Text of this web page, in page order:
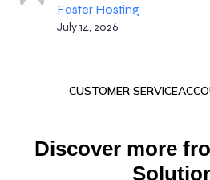
Faster Hosting
July 14, 2026
CUSTOMER SERVICE
Discover more